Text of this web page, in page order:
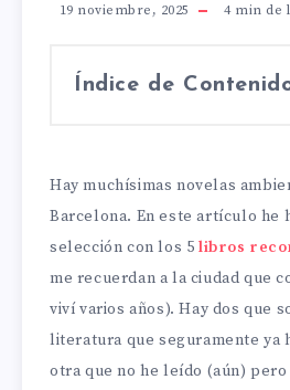
19 noviembre, 2025 4min de
Índice de
Hay muchísimas novelas
Barcelona. En este artículo he
selección con los 5 libros
me recuerdan a la ciudad que
viví varios años). Hay dos que
literatura que seguramente ya
otra que no he leído (aún)